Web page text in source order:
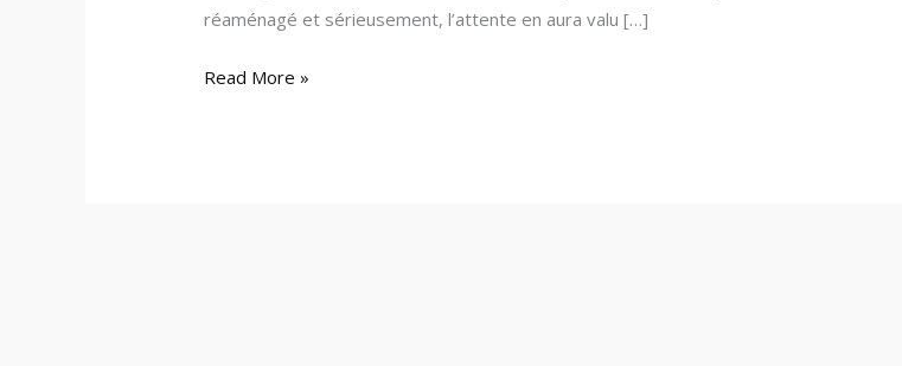
réaménagé et sérieusement, l’attente en aura valu […]
Read More »